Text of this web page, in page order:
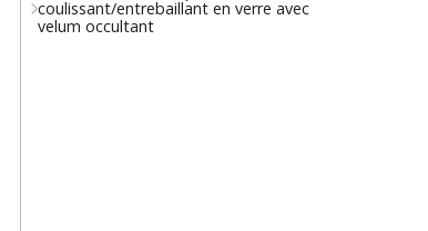
coulissant/entrebaillant en verre avec
velum occultant